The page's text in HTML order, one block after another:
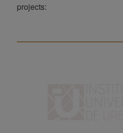
projects: